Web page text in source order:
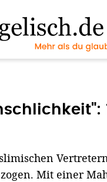
Mit einer